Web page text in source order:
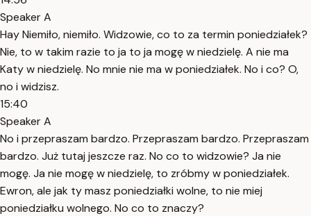
Speaker A
Hay Niemiło, niemiło. Widzowie, co to za termin poniedziałek?
Nie, to w takim razie to ja to ja mogę w niedzielę. A nie ma
Katy w niedzielę. No mnie nie ma w poniedziałek. No i co? O,
no i widzisz.
15:40
Speaker A
No i przepraszam bardzo. Przepraszam bardzo. Przepraszam
bardzo. Już tutaj jeszcze raz. No co to widzowie? Ja nie
mogę. Ja nie mogę w niedzielę, to zróbmy w poniedziałek.
Ewron, ale jak ty masz poniedziałki wolne, to nie miej
poniedziałku wolnego. No co to znaczy?